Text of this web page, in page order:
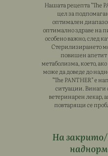
Нашата рецепта "The
цел за
оптимален
оптимално здраве на
особено важно, след
Стерилизирането
повишен
метаболизма, което,
може да доведе до
"The PANTHER" е
ситуации. Винаги
ветеринарен лекар,
повтарящи се
На